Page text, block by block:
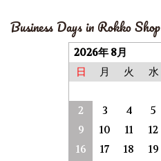
Business Days in Rokko Shop
2026年 8月
日 月 火 水
2
3 4 5
9
10 11 12
16
17 18 19